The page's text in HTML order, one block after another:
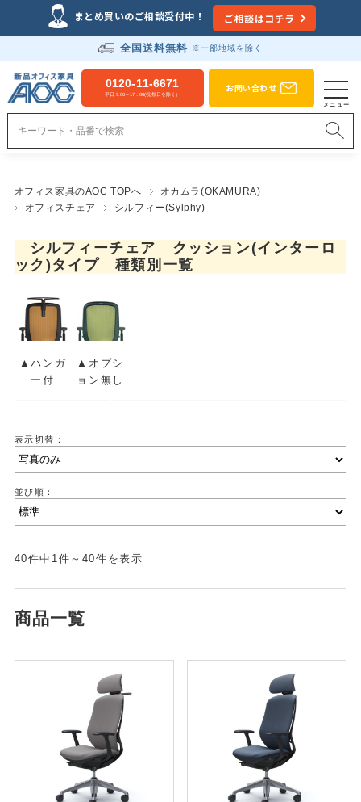
まとめ買いのご相談受付中！ ご相談はコチラ
全国送料無料 ※一部地域を除く
0120-11-6671
平日 9:00～17：00(祝祭日を除く）
お問い合わせ
オフィス家具のAOC TOPへ
オカムラ(OKAMURA)
オフィスチェア
シルフィー(Sylphy)
シルフィーチェア クッション(インターロ
ック)タイプ 種類別一覧
▲ハンガ
ー付
▲オプシ
ョン無し
表示切替：
並び順：
40件中1件～40件を表示
商品一覧